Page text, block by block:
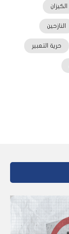
الكيزان
النازحين
حرية التعبير